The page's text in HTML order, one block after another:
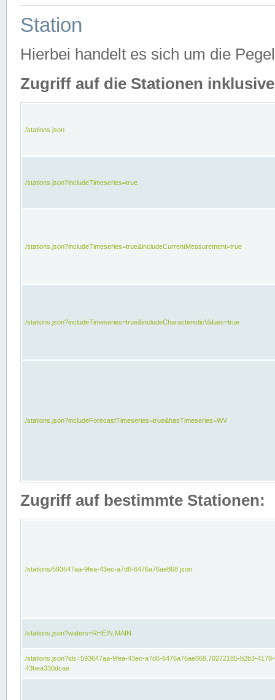
Station
Hierbei handelt es sich um die
Zugriff auf die Stationen
/stations.json
/stations.json?includeTimeseries=true
/stations.json?includeTimeseries=true&includeCurrentMeasurement=true
/stations.json?includeTimeseries=true&includeCharacteristicValues=true
/stations.json?includeForecastTimeseries=true&hasTimeseries=WV
Zugriff auf bestimmte Stationen:
/stations/593647aa-9fea-43ec-a7d6-6476a76ae868.json
/stations.json?waters=RHEIN,MAIN
/stations.json?ids=593647aa-9fea-43ec-a7d6-6476a76ae868,70272185-b2b3-
43bea330dcae